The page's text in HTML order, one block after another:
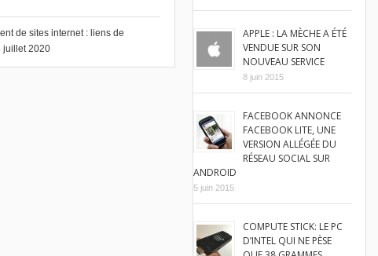
APPLE : LA MÈCHE A ÉTÉ
VENDUE SUR SON
NOUVEAU SERVICE
8 juin 2015
FACEBOOK ANNONCE
FACEBOOK LITE, UNE
VERSION ALLÉGÉE DU
RÉSEAU SOCIAL SUR
ANDROID
5 juin 2015
COMPUTE STICK: LE PC
D’INTEL QUI NE PÈSE
de sites internet : liens de
juillet 2020